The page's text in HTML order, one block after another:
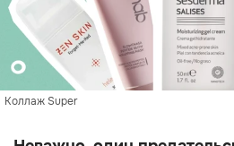
Коллаж Super